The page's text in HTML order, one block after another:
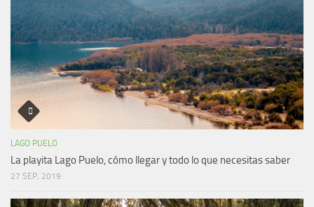
LAGO PUELO
La playita Lago Puelo, cómo llegar y todo lo que necesitas saber
27 SEP, 2019